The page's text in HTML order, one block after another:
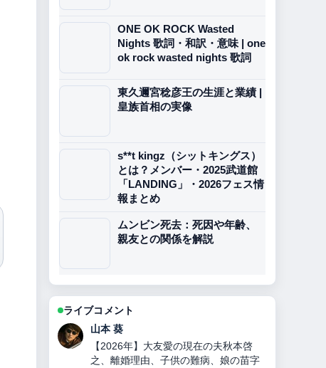
ONE OK ROCK Wasted
Nights 歌詞・和訳・意味 | one
ok rock wasted nights 歌詞
東久邇宮稔彦王の生涯と業績 |
皇族首相の実像
s**t kingz（シットキングス）
とは？メンバー・2025武道館
「LANDING」・2026フェス情
報まとめ
ムンビン死去：死因や年齢、
親友との関係を解説
ライブコメント
加藤 海斗
チンギス＝ハンとは？何をした人か徹
底解説！モンゴル帝国建国、妻・子